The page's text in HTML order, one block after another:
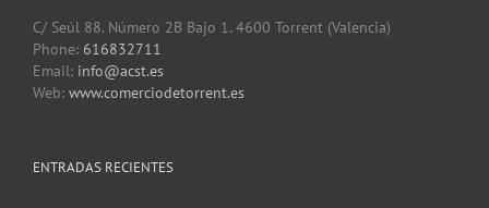
C/ Seúl 88. Número 2B Bajo 1. 4600 Torrent (Valencia)
Phone: 616832711
Email: info@acst.es
Web: www.comerciodetorrent.es
ENTRADAS RECIENTES